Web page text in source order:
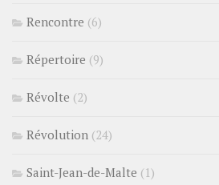
Rencontre (6)
Répertoire (9)
Révolte (2)
Révolution (24)
Saint-Jean-de-Malte (1)